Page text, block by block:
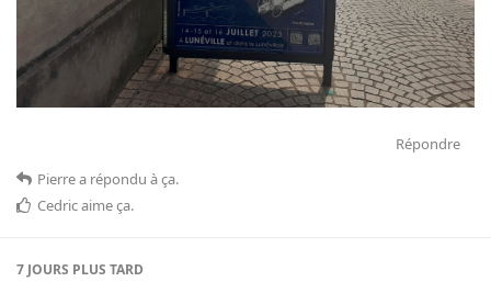
Répondre
Pierrea répondu à ça.
Cedricaime ça.
7 JOURS PLUS TARD